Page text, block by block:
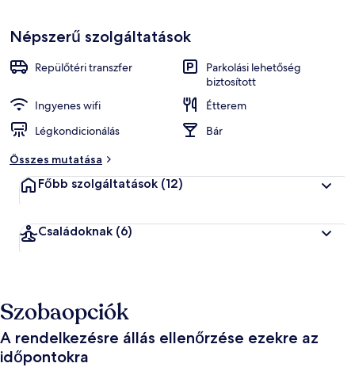
Népszerű szolgáltatások
Repülőtéri transzfer
Parkolási lehetőség
biztosított
Ingyenes wifi
Étterem
Légkondicionálás
Bár
Összes mutatása
Főbb szolgáltatások (12)
Családoknak (6)
Szobaopciók
A rendelkezésre állás ellenőrzése ezekre az
időpontokra